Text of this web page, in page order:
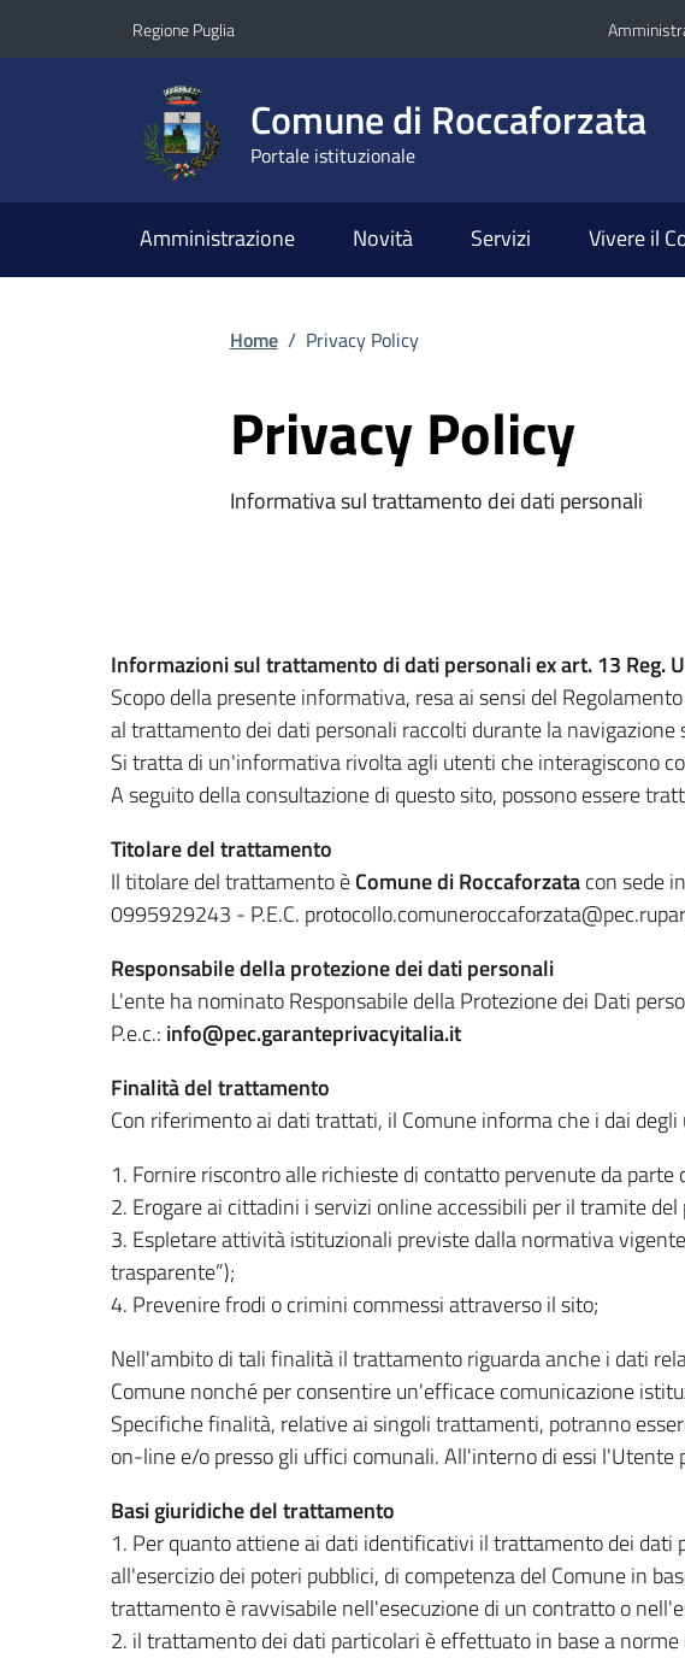
Regione Puglia
Comune di Roccaforzata
Portale istituzionale
Amministrazione Novità Servizi Vivere il
Home / Privacy Policy
Privacy Policy
Informativa sul trattamento dei dati personali
Informazioni sul trattamento di dati personali ex art. 13 Reg.
Scopo della presente informativa, resa ai sensi del
al trattamento dei dati personali raccolti durante la
Si tratta di un'informativa rivolta agli utenti che interagiscono
A seguito della consultazione di questo sito, possono essere
Titolare del trattamento
Il titolare del trattamento èComune di Roccaforzatacon sede
0995929243 - P.E.C.
Responsabile della protezione dei dati personali
L'ente ha nominato Responsabile della Protezione dei Dati
P.e.c.: info@pec.garanteprivacyitalia.it
Finalità del trattamento
Con riferimento ai dati trattati, il Comune informa che i dai
1. Fornire riscontro alle richieste di contatto pervenute da
2. Erogare ai cittadini i servizi online accessibili per il tramite
3. Espletare attività istituzionali previste dalla normativa
trasparente”);
4. Prevenire frodi o crimini commessi attraverso il sito;
Nell'ambito di tali finalità il trattamento riguarda anche i dati
Comune nonché per consentire un'efficace comunicazione
Specifiche finalità, relative ai singoli trattamenti, potranno
on-line e/o presso gli uffici comunali. All'interno di essi
Basi giuridiche del trattamento
1. Per quanto attiene ai dati identificativi il trattamento dei dati
all'esercizio dei poteri pubblici, di competenza del Comune in
trattamento è ravvisabile nell'esecuzione di un contratto o
2. il trattamento dei dati particolari è effettuato in base a